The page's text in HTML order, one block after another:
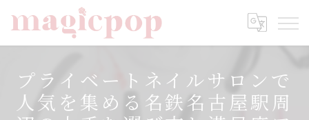
プライベートネイルサロンで
人気を集める名鉄名古屋駅周